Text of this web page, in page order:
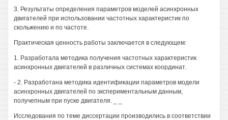
3. Результаты определения параметров моделей асинхронных
двигателей при использовании частотных характеристик по
скольжению и по частоте.
Практическая ценность работы заключается в следующем:
1. Разработала методика получения частотных характеристик
асинхронных двигателей в различных системах координат.
- 2. Разработана методика идентификации параметров модели
асинхронных двигателей по экспериментальным данным,
получепным при пуске двигателя. _ _
Исследования по теме диссертации производились в соответствии